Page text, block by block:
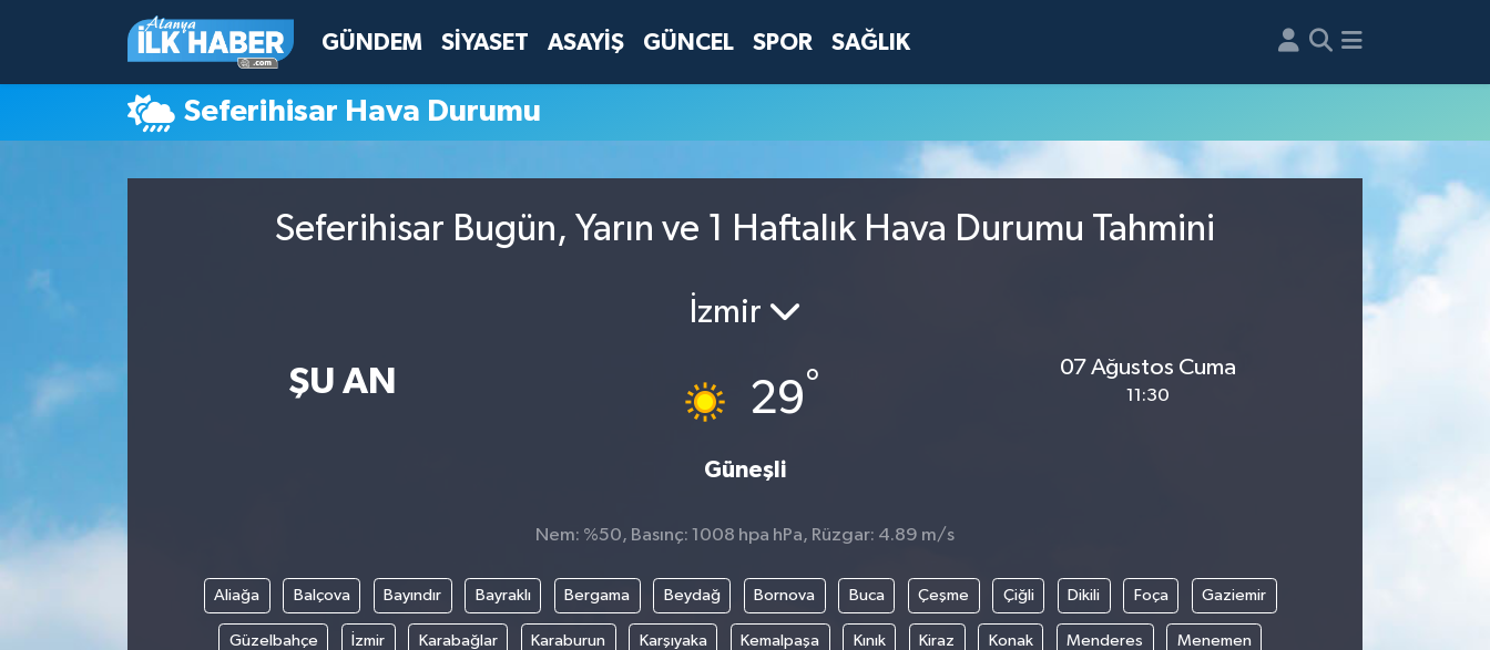
GÜNDEM SİYASET ASAYİŞ GÜNCEL SPOR SAĞLIK
Seferihisar Hava Durumu
Seferihisar Bugün, Yarın ve 1 Haftalık Hava Durumu Tahmini
ŞU AN
İzmir
29°
Güneşli
07 Ağustos Cuma
11:30
Nem: %50, Basınç: 1008 hpa hPa, Rüzgar: 4.89 m/s
Aliağa Balçova Bayındır Bayraklı Bergama Beydağ Bornova Buca Çeşme Çiğli Dikili Foça Gaziemir
Güzelbahçe İzmir Karabağlar Karaburun Karşıyaka Kemalpaşa Kınık Kiraz Konak Menderes Menemen
Antalya Nöbetçi Eczaneler
Antalya Hava Durumu
Tüm Manşetler